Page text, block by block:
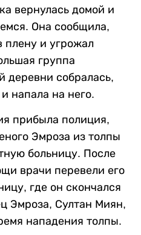
вернулась домой и
Она сообщила,
плену и угрожал
группа
деревни собралась,
напала на него.
прибыла полиция,
Эмроза из толпы
больницу. После
врачи перевели его
где он скончался
Эмроза, Султан Миян,
нападения толпы.